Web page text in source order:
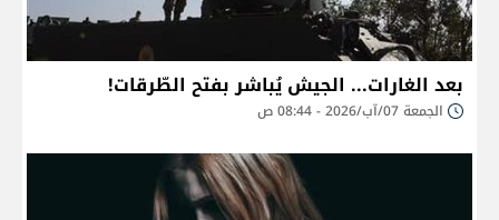
بعد الغارات... الجيش يُباشر بفتح الطّرقات!
الجمعة 07/آب/2026 - 08:44 ص